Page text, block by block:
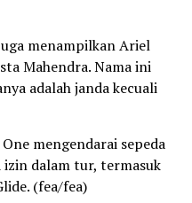
menampilkan Ariel
Mahendra. Nama ini
adalah janda kecuali
mengendarai sepeda
dalam tur, termasuk
(fea/fea)